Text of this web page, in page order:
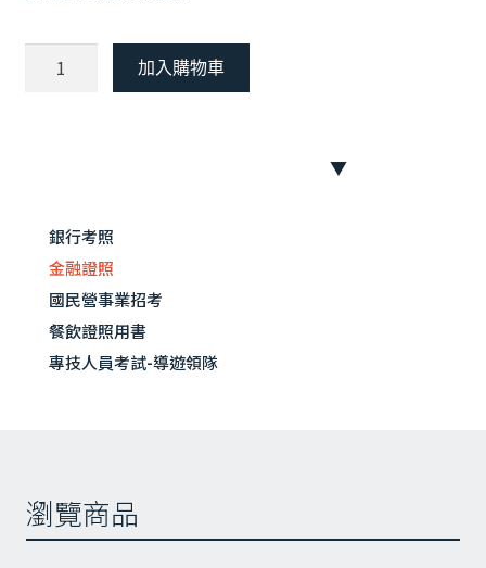
【115
與
解
加入購物車
員」與「進階授信人員」二個等級，測驗
範圍大致相同，主要差異在於題目的難易
度以及進階授信考題中多了「題組」與
「申論題」二種。
本書收集近年進階授信專業能力測驗試題
銀行考照
金融證照
國民營事業招考
餐飲證照用書
專技人員考試-導遊領隊
瀏覽商品